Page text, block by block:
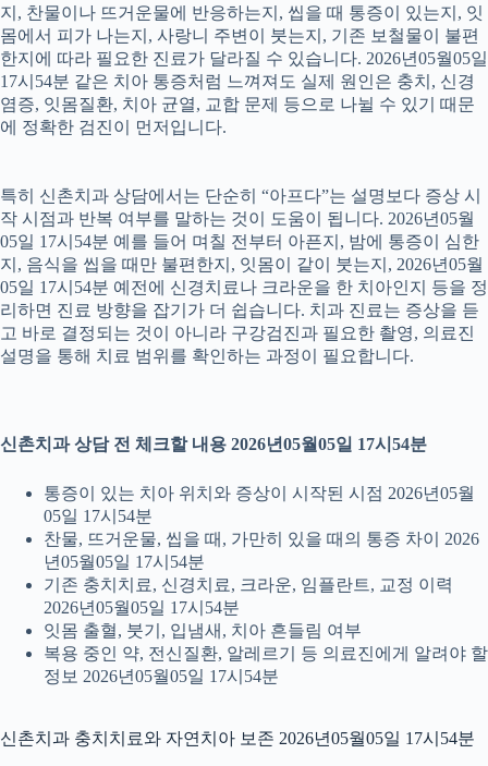
지, 찬물이나 뜨거운물에 반응하는지, 씹을 때 통증이 있는지, 잇
몸에서 피가 나는지, 사랑니 주변이 붓는지, 기존 보철물이 불편
한지에 따라 필요한 진료가 달라질 수 있습니다. 2026년05월05일
17시54분 같은 치아 통증처럼 느껴져도 실제 원인은 충치, 신경
염증, 잇몸질환, 치아 균열, 교합 문제 등으로 나뉠 수 있기 때문
에 정확한 검진이 먼저입니다.
특히 신촌치과 상담에서는 단순히 “아프다”는 설명보다 증상 시
작 시점과 반복 여부를 말하는 것이 도움이 됩니다. 2026년05월
05일 17시54분 예를 들어 며칠 전부터 아픈지, 밤에 통증이 심한
지, 음식을 씹을 때만 불편한지, 잇몸이 같이 붓는지, 2026년05월
05일 17시54분 예전에 신경치료나 크라운을 한 치아인지 등을 정
리하면 진료 방향을 잡기가 더 쉽습니다. 치과 진료는 증상을 듣
고 바로 결정되는 것이 아니라 구강검진과 필요한 촬영, 의료진
설명을 통해 치료 범위를 확인하는 과정이 필요합니다.
신촌치과 상담 전 체크할 내용 2026년05월05일 17시54분
통증이 있는 치아 위치와 증상이 시작된 시점 2026년05월
05일 17시54분
찬물, 뜨거운물, 씹을 때, 가만히 있을 때의 통증 차이 2026
년05월05일 17시54분
기존 충치치료, 신경치료, 크라운, 임플란트, 교정 이력
2026년05월05일 17시54분
잇몸 출혈, 붓기, 입냄새, 치아 흔들림 여부
복용 중인 약, 전신질환, 알레르기 등 의료진에게 알려야 할
정보 2026년05월05일 17시54분
신촌치과 충치치료와 자연치아 보존 2026년05월05일 17시54분